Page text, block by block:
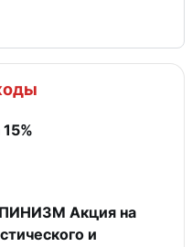
Акция на
и